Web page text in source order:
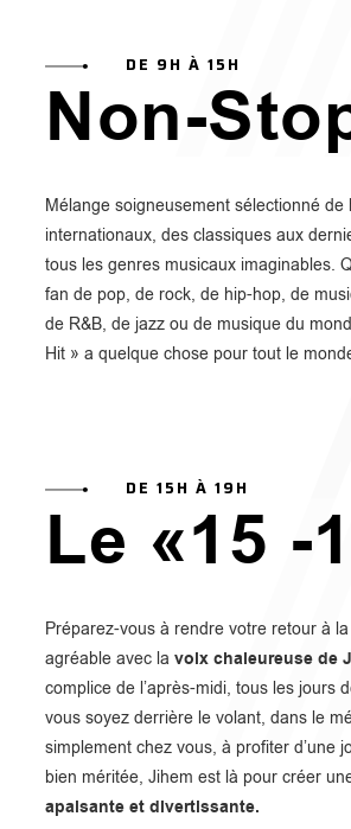
DE 9H À 15H
Non-
Mélange soigneusement sélectionné de
internationaux, des classiques aux
tous les genres musicaux imaginables.
fan de pop, de rock, de hip-hop, de
de R&B, de jazz ou de musique du
Hit » a quelque chose pour tout le
DE 15H À 19H
Le «15 -
Préparez-vous à rendre votre retour à
agréable avec lavoix chaleureuse de
complice de l’après-midi, tous les jours
vous soyez derrière le volant, dans le
simplement chez vous, à profiter d’une
bien méritée, Jihem est là pour créer
apaisante et divertissante.